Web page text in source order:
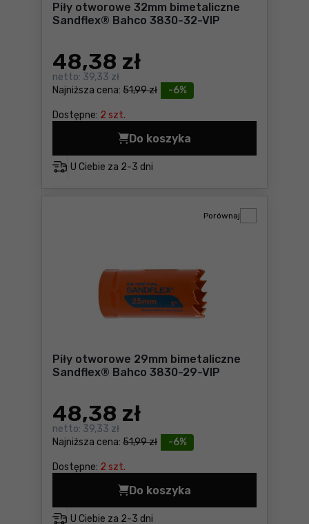
Piły otworowe 32mm bimetaliczne
Sandflex® Bahco 3830-32-VIP
-6%
Najniższa cena: 51,99 zł
48,38 zł
netto: 39,33 zł
Dostępne: 2 szt.
U Ciebie za 2-3 dni
Do koszyka
Piły otworowe 32mm
Piły otworowe 29mm bimetaliczne
Sandflex® Bahco 3830-29-VIP
-6%
Najniższa cena: 51,99 zł
48,38 zł
netto: 39,33 zł
Dostępne: 2 szt.
Porównaj
U Ciebie za 2-3 dni
Do koszyka
Piły otworowe 29mm